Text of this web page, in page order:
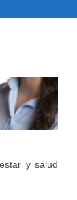
y salud